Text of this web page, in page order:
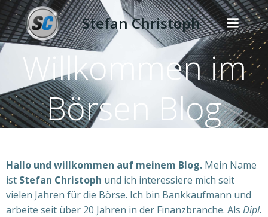
Zum
Inhalt
springen
Stefan Christoph
Willkommen im
Börsen Blog
Hallo und willkommen auf meinem Blog. Mein Name
ist Stefan Christoph und ich interessiere mich seit
vielen Jahren für die Börse. Ich bin Bankkaufmann und
arbeite seit über 20 Jahren in der Finanzbranche. Als Dipl.